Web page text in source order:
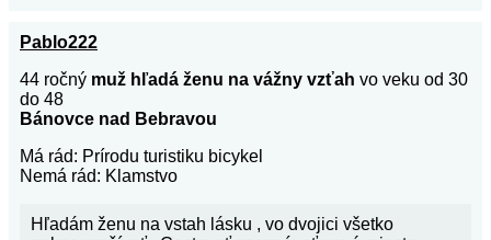
Pablo222
44 ročný muž hľadá ženu na vážny vzťah vo veku od 30
do 48
Bánovce nad Bebravou
Má rád: Prírodu turistiku bicykel
Nemá rád: Klamstvo
Hľadám ženu na vstah lásku , vo dvojici všetko